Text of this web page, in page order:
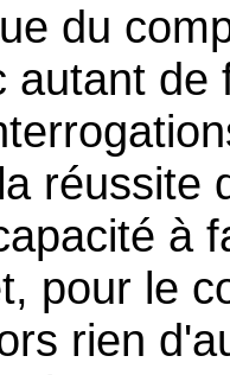
du
autant
réussite
à
pour le
rien